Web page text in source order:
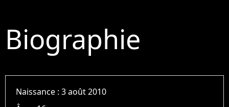
Biographie
Naissance :3 août 2010